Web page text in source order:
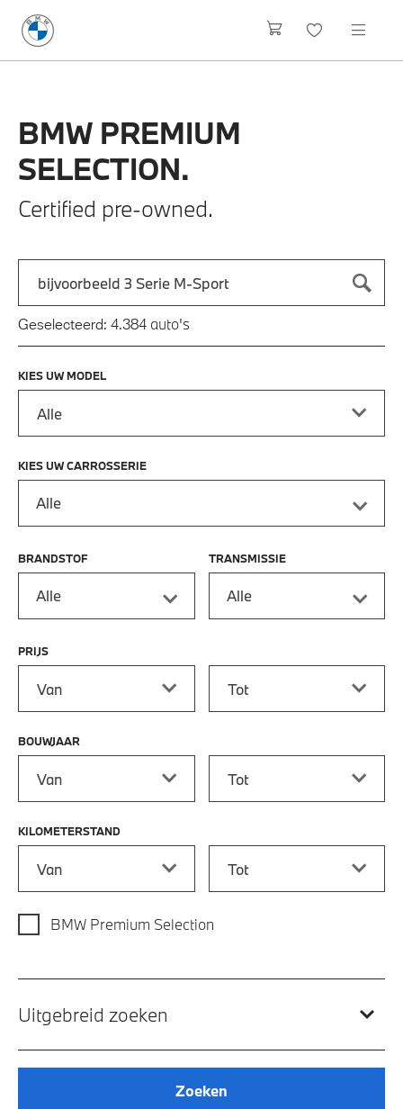
BMW PREMIUM
SELECTION.
Certified pre-owned.
Zoek naar een automodel, bijvoorbeeld 3 Serie M-Sport
Typ een automodel in en druk op enter om te zoeken
Geselecteerd: 4.384 auto's
KIES UW MODEL
KIES UW CARROSSERIE
Alle
BRANDSTOF
Alle
TRANSMISSIE
Alle
PRIJS
BOUWJAAR
KILOMETERSTAND
BMW Premium Selection
Uitgebreid zoeken
Zoeken